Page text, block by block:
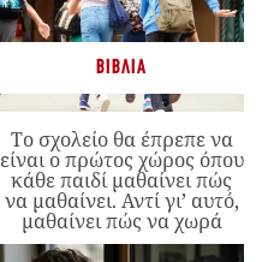
ΒΙΒΛΊΑ
Το σχολείο θα έπρεπε να
είναι ο πρώτος χώρος όπου
κάθε παιδί μαθαίνει πώς
να μαθαίνει. Αντί γι’ αυτό,
μαθαίνει πώς να χωρά